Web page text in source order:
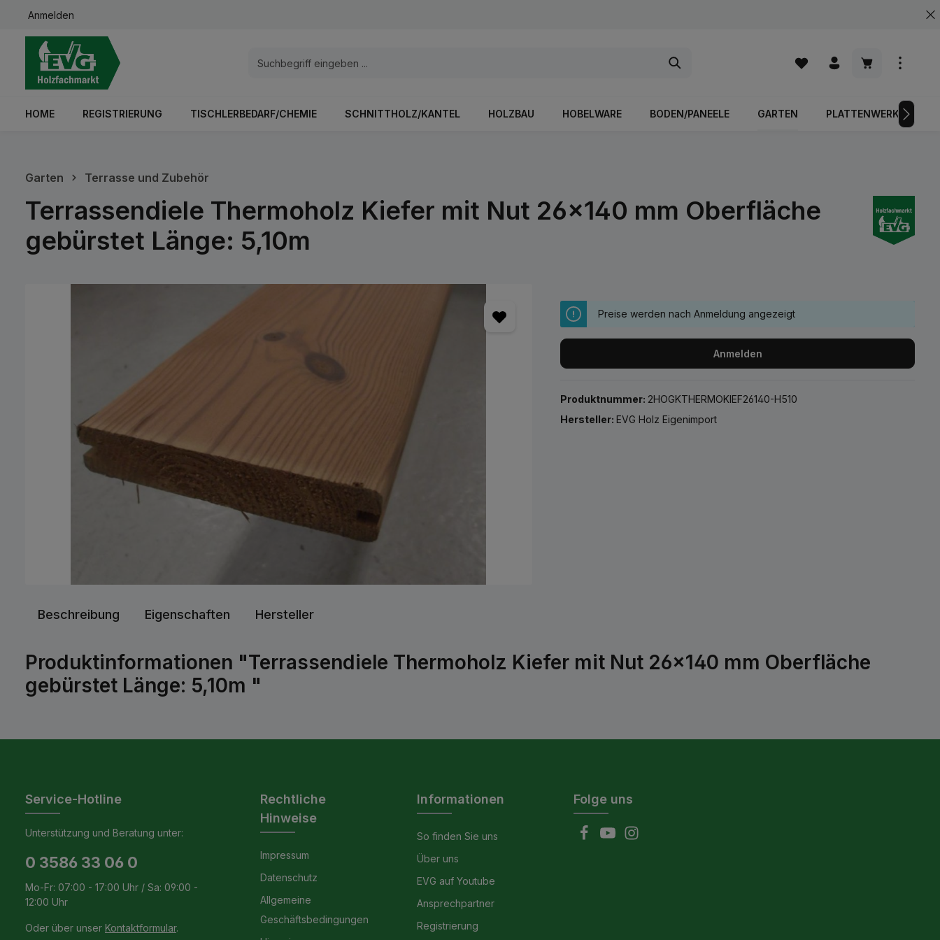
Zur Hauptnavigation springen
Anmelden
Warenkorb
HOME REGISTRIERUNG TISCHLERBEDARF/CHEMIE SCHNITTHOLZ/KANTEL HOLZBAU HOBELWARE BODEN/PANEELE GARTEN PLATTENWERKSTOFFE
Garten Terrasse und Zubehör
Terrassendiele Thermoholz Kiefer mit Nut 26x140 mm Oberfläche
gebürstet Länge: 5,10m
Preise werden nach Anmeldung angezeigt
Anmelden
Produktnummer: 2HOGKTHERMOKIEF26140-H510
Hersteller:EVG Holz Eigenimport
Beschreibung Eigenschaften Hersteller
Produktinformationen "Terrassendiele Thermoholz Kiefer mit Nut 26x140 mm Oberfläche
gebürstet Länge: 5,10m "
Service-Hotline
Unterstützung und Beratung unter:
0 3586 33 06 0
Mo-Fr: 07:00 - 17:00 Uhr / Sa: 09:00 -
12:00 Uhr
Oder über unser Kontaktformular.
Rechtliche
Hinweise
Impressum
Datenschutz
Allgemeine
Geschäftsbedingungen
Informationen
So finden Sie uns
Über uns
EVG auf Youtube
Ansprechpartner
Registrierung
Folge uns